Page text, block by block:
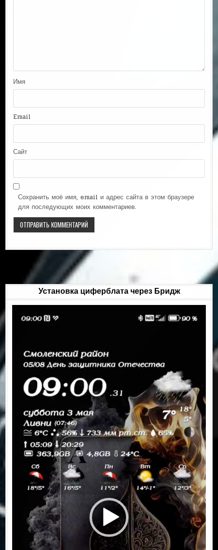
Имя
Email
Сайт
Сохранить моё имя, email и адрес сайта в этом браузере
для последующих моих комментариев.
Установка циферблата через Бридж